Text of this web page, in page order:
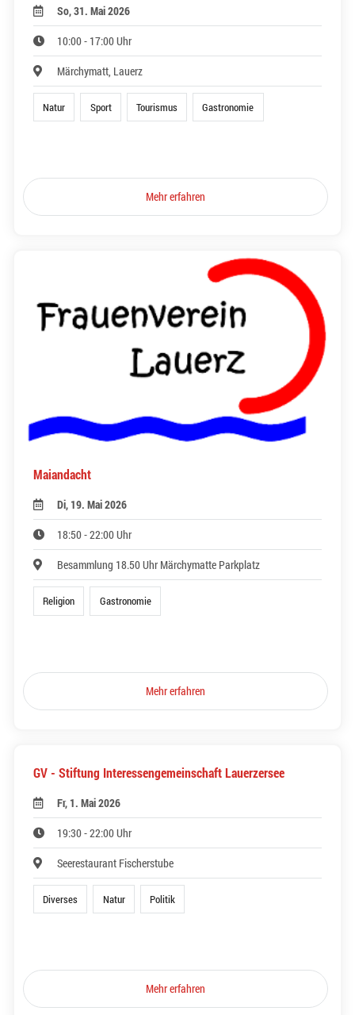
So, 31. Mai 2026
10:00 - 17:00 Uhr
Märchymatt, Lauerz
Natur Sport Tourismus Gastronomie
Mehr erfahren
Maiandacht
Di, 19. Mai 2026
18:50 - 22:00 Uhr
Besammlung 18.50 Uhr Märchymatte Parkplatz
Religion Gastronomie
Mehr erfahren
GV - Stiftung Interessengemeinschaft Lauerzersee
Fr, 1. Mai 2026
19:30 - 22:00 Uhr
Seerestaurant Fischerstube
Diverses Natur Politik
Mehr erfahren